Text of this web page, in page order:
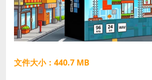
文件大小：440.7 MB